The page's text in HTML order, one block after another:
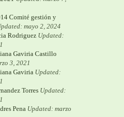
Comité gestión y
mayo 2, 2024
Rodriguez Updated:
Gaviria Castillo
3, 2021
Gaviria Updated:
Torres Updated:
Pena Updated: marzo